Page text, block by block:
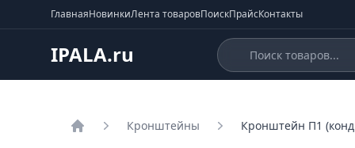
ГлавнаяНовинкиЛента товаровПоискПрайсКонтакты
IPALA.ru
Кронштейны Кронштейн П1